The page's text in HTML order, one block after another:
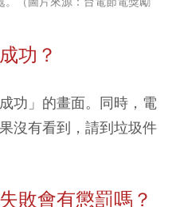
功？
功」的畫面。同時，電
沒有看到，請到垃圾件
敗會有懲罰嗎？